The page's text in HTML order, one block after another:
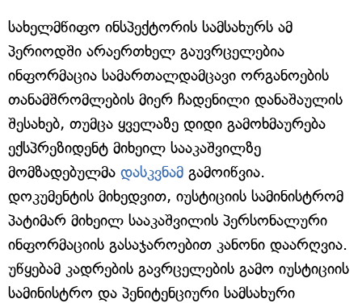
სახელმწიფო ინსპექტორის სამსახურს ამ
პერიოდში არაერთხელ გაუვრცელებია
ინფორმაცია სამართალდამცავი ორგანოების
თანამშრომლების მიერ ჩადენილი დანაშაულის
შესახებ, თუმცა ყველაზე დიდი გამოხმაურება
ექსპრეზიდენტ მიხეილ სააკაშვილზე
მომზადებულმა დასკვნამ გამოიწვია.
დოკუმენტის მიხედვით, იუსტიციის სამინისტრომ
პატიმარ მიხეილ სააკაშვილის პერსონალური
ინფორმაციის გასაჯაროებით კანონი დაარღვია.
უწყებამ კადრების გავრცელების გამო იუსტიციის
სამინისტრო და პენიტენციური სამსახური